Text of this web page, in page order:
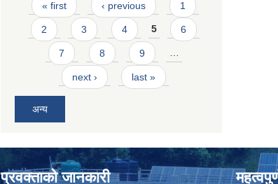
« first ‹ previous 1
2 3 4 5 6
7 8 9 …
next › last »
अन्य
प्रवक्ताको जानकारी